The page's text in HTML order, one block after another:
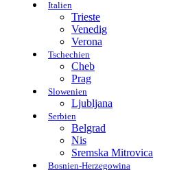
Italien
Trieste
Venedig
Verona
Tschechien
Cheb
Prag
Slowenien
Ljubljana
Serbien
Belgrad
Nis
Sremska Mitrovica
Bosnien-Herzegowina